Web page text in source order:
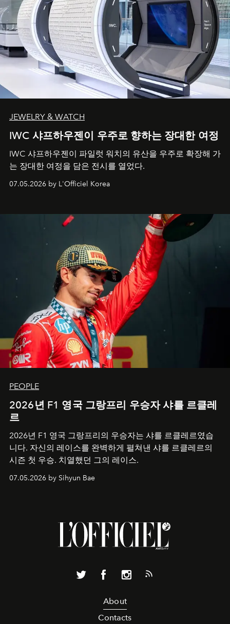
JEWELRY & WATCH
IWC 샤프하우젠이 우주로 향하는 장대한 여정
IWC 샤프하우젠이 파일럿 워치의 유산을 우주로 확장해 가
는 장대한 여정을 담은 전시를 열었다.
07.05.2026 by L'Officiel Korea
PEOPLE
2026년 F1 영국 그랑프리 우승자 샤를 르클레
르
2026년 F1 영국 그랑프리의 우승자는 샤를 르클레르였습
니다. 자신의 레이스를 완벽하게 펼쳐낸 샤를 르클레르의
시즌 첫 우승. 치열했던 그의 레이스.
07.05.2026 by Sihyun Bae
About
Contacts